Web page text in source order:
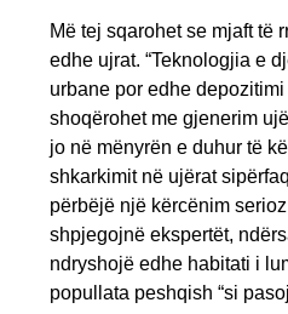
Më tej sqarohet se mjaft të
edhe ujrat. “Teknologjia e
urbane por edhe depozitimi
shoqërohet me gjenerim
jo në mënyrën e duhur të
shkarkimit në ujërat
përbëjë një kërcënim
shpjegojnë ekspertët,
ndryshojë edhe habitati i
popullata peshqish “si